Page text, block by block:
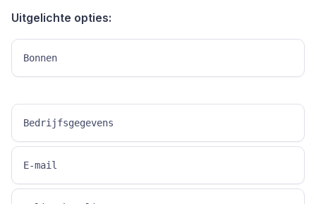
Uitgelichte opties:
Bonnen
Bedrijfsgegevens
E-mail